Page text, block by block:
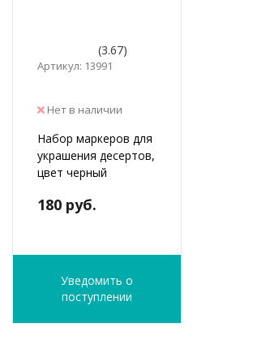
(3.67)
Артикул: 13991
Нет в наличии
Набор маркеров для
украшения десертов,
цвет черный
180 руб.
Уведомить о
поступлении